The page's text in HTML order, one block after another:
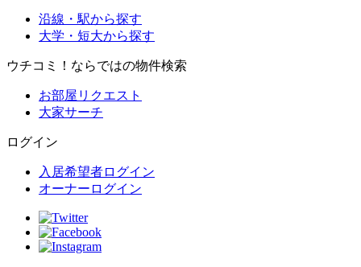
沿線・駅から探す
大学・短大から探す
ウチコミ！ならではの物件検索
お部屋リクエスト
大家サーチ
ログイン
入居希望者ログイン
オーナーログイン